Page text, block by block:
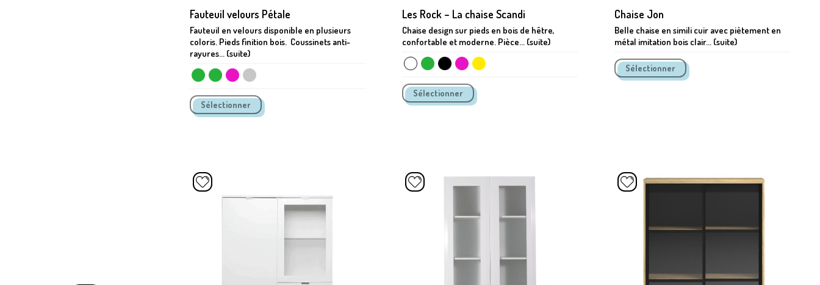
Fauteuil velours Pétale
Fauteuil en velours disponible en plusieurs
coloris. Pieds finition bois. Coussinets anti-
rayures... (suite)
Les Rock – La chaise Scandi
Chaise design sur pieds en bois de hêtre,
confortable et moderne. Pièce... (suite)
Chaise Jon
Belle chaise en simili cuir avec piètement en
métal imitation bois clair... (suite)